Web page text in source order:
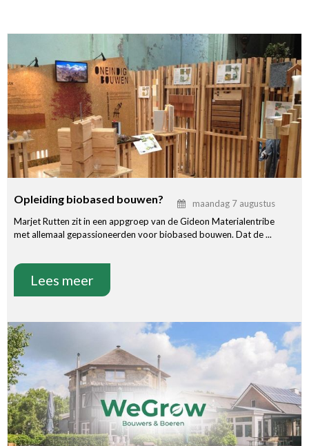
Opleiding biobased bouwen?
maandag 7 augustus
Marjet Rutten zit in een appgroep van de Gideon Materialentribe
met allemaal gepassioneerden voor biobased bouwen. Dat de ...
Lees meer